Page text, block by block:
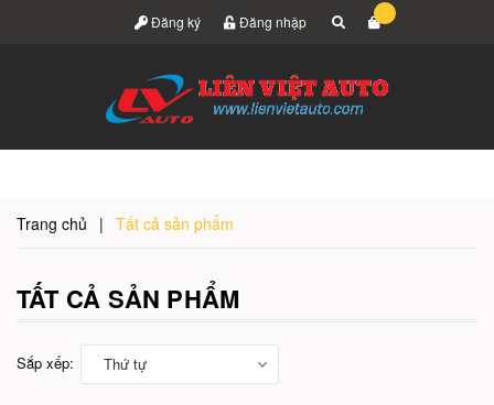
Đăng ký Đăng nhập
Trang chủ | Tất cả sản phẩm
TẤT CẢ SẢN PHẨM
Sắp xếp: Thứ tự